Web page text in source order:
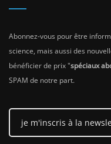
Abonnez-vous pour être
science, mais aussi des
bénéficier de prix "spéciaux
SPAM de notre part.
je m'inscris à la